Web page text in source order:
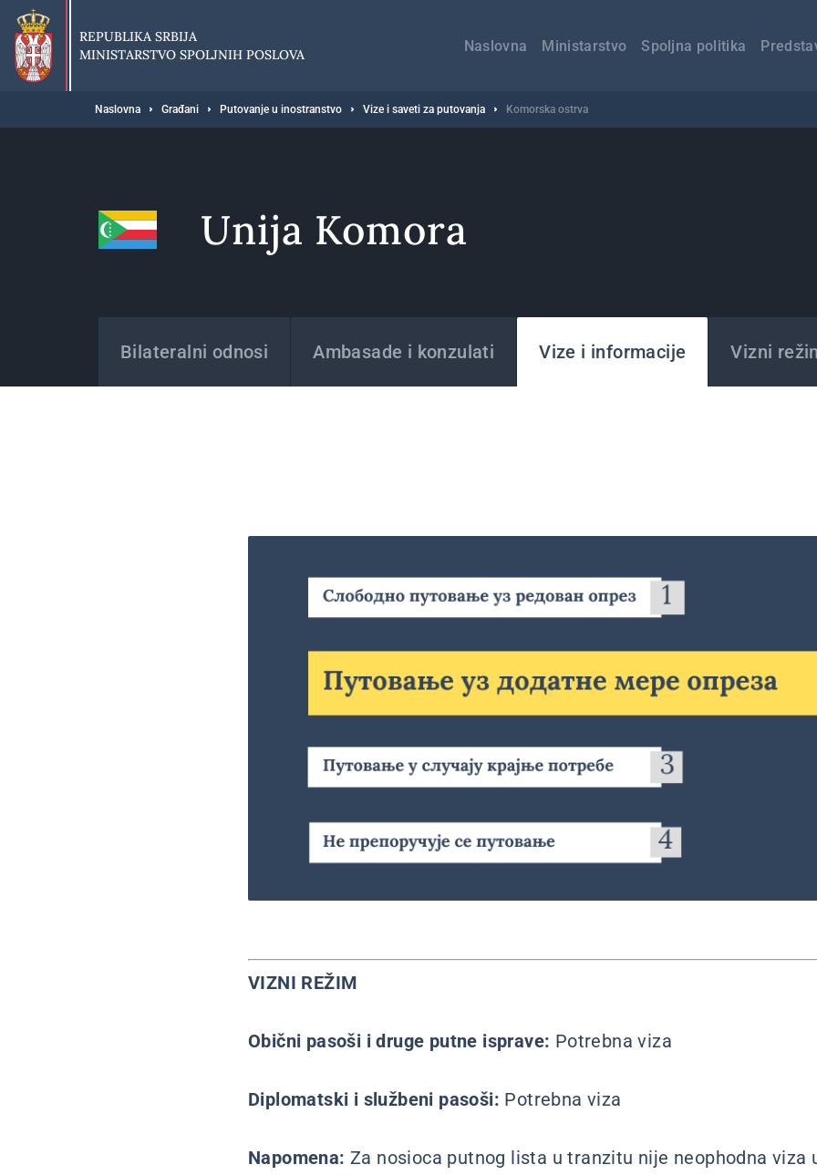
Preskoči
glavni
deo
sadržaja
REPUBLIKA SRBIJA
MINISTARSTVO SPOLJNIH POSLOVA
навигација
Naslovna Ministarstvo Spoljna politika
Breadcrumb
Naslovna Građani Putovanje u inostranstvo Vize i saveti za putovanja Komorska ostrva
Unija Komora
Bilateralni odnosi Ambasade i konzulati Vize i informacije Vizni
VIZNI REŽIM
Obični pasoši i druge putne isprave: Potrebna viza
Diplomatski i službeni pasoši: Potrebna viza
Napomena: Za nosioca putnog lista u tranzitu nije neophodna viza